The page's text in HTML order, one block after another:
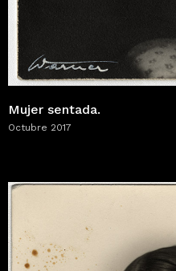
Mujer sentada.
Octubre 2017